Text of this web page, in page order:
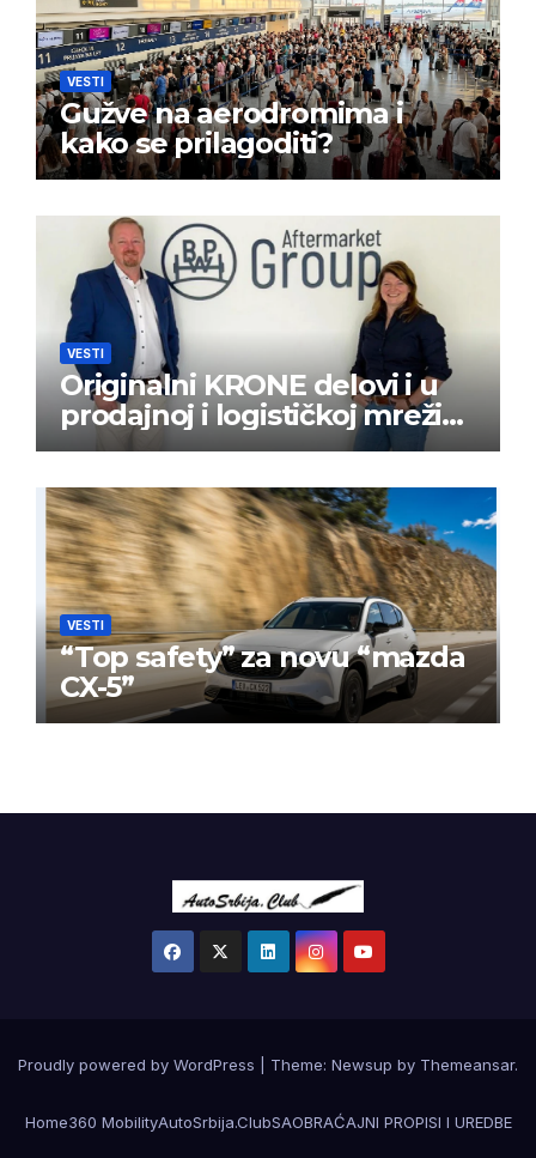
VESTI
Gužve na aerodromima i
kako se prilagoditi?
VESTI
Originalni KRONE delovi i u
prodajnoj i logističkoj mreži
BPW Aftermarket grupe
VESTI
“Top safety” za novu “mazda
CX-5”
Proudly powered by WordPress Theme: Newsup by Themeansar.
Home360 MobilityAutoSrbija.ClubSAOBRAĆAJNI PROPISI I UREDBE